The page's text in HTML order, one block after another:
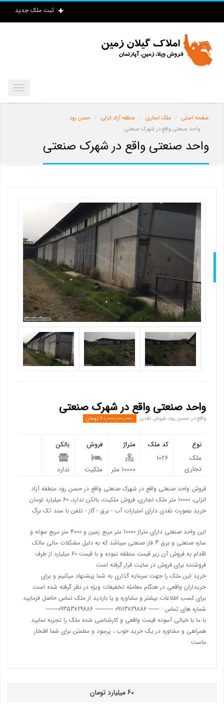
ثبت ملک جدید
صفحه اصلی ملک تجاری منطقه آزاد انزلی
حسن رود
واحد صنعتی واقع در شهرک صنعتی
واحد صنعتی واقع در شهرک صنعتی
واحد صنعتی واقع در شهرک صنعتی
واقع در حسن رود، فروش نقدی
نوع
ملک
تجاری
کد ملک
1026
متراژ
10000 متر
فروش
ملکیت
بالکن
ندارد
فروش واحد صنعتی واقع در شهرک صنعتی واقع در حسن رود منطقه آزاد
انزلی، 10000 متر ملک تجاری، فروش ملکیت، بالکن ندارد، 60 میلیارد تومان
خرید بصورت نقدی دارای امتیازات آب - برق - گاز - تلفن با سند تک برگ
این واحد صنعتی دارای متراژ 10000 متر مربع زمین و 4000 متر مربع سوله و
سازه صنعتی و برق 3 فاز صنعتی میباشد که به دلیل مشکلات مالی مالک
اقدام به فروش آن زیر قیمت منطقه نموده و با قیمت 60 میلیارد از طرف
فروشنده برای فروش در سایت قرار گرفته است
خرید این ملک را جهت سرمایه گذاری به شما پیشنهاد میکنیم و برای
خریداران واقعی در هنگام معامله تخفیفات ویژه در نظر گرفته شده است.
برای کسب اطلاعات بیشتر و مشاوره و یا بازدید از ملک تماس حاصل فرمایید
شماره های تماس : ------- 09113829886 ------------ 09353829886--------
با ما با خیالی آسوده قیمت واقعی و کارشناسی شده ملک را تجربه نمایید
همراهی و مشاوره در یک خرید خوب ، پرسود و مطمئن برای شما افتخار
ماست
60میلیارد تومان